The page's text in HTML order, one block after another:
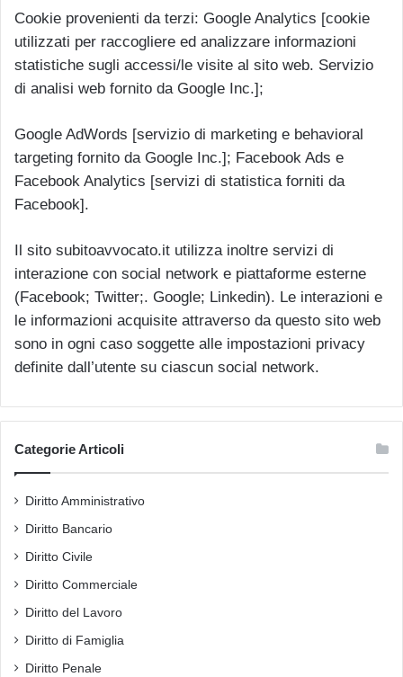
Cookie provenienti da terzi: Google Analytics [cookie
utilizzati per raccogliere ed analizzare informazioni
statistiche sugli accessi/le visite al sito web. Servizio
di analisi web fornito da Google Inc.];
Google AdWords [servizio di marketing e behavioral
targeting fornito da Google Inc.]; Facebook Ads e
Facebook Analytics [servizi di statistica forniti da
Facebook].
Il sito subitoavvocato.it utilizza inoltre servizi di
interazione con social network e piattaforme esterne
(Facebook; Twitter;. Google; Linkedin). Le interazioni e
le informazioni acquisite attraverso da questo sito web
sono in ogni caso soggette alle impostazioni privacy
definite dall’utente su ciascun social network.
Categorie Articoli
Diritto Amministrativo
Diritto Bancario
Diritto Civile
Diritto Commerciale
Diritto del Lavoro
Diritto di Famiglia
Diritto Penale